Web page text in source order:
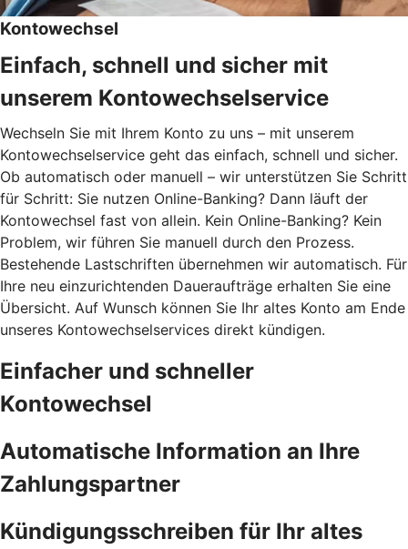
Kontowechsel
Einfach, schnell und sicher mit
unserem Kontowechselservice
Wechseln Sie mit Ihrem Konto zu uns – mit unserem
Kontowechselservice geht das einfach, schnell und sicher.
Ob automatisch oder manuell – wir unterstützen Sie Schritt
für Schritt: Sie nutzen Online-Banking? Dann läuft der
Kontowechsel fast von allein. Kein Online-Banking? Kein
Problem, wir führen Sie manuell durch den Prozess.
Bestehende Lastschriften übernehmen wir automatisch. Für
Ihre neu einzurichtenden Daueraufträge erhalten Sie eine
Übersicht. Auf Wunsch können Sie Ihr altes Konto am Ende
unseres Kontowechselservices direkt kündigen.
Einfacher und schneller
Kontowechsel
Automatische Information an Ihre
Zahlungspartner
Kündigungsschreiben für Ihr altes